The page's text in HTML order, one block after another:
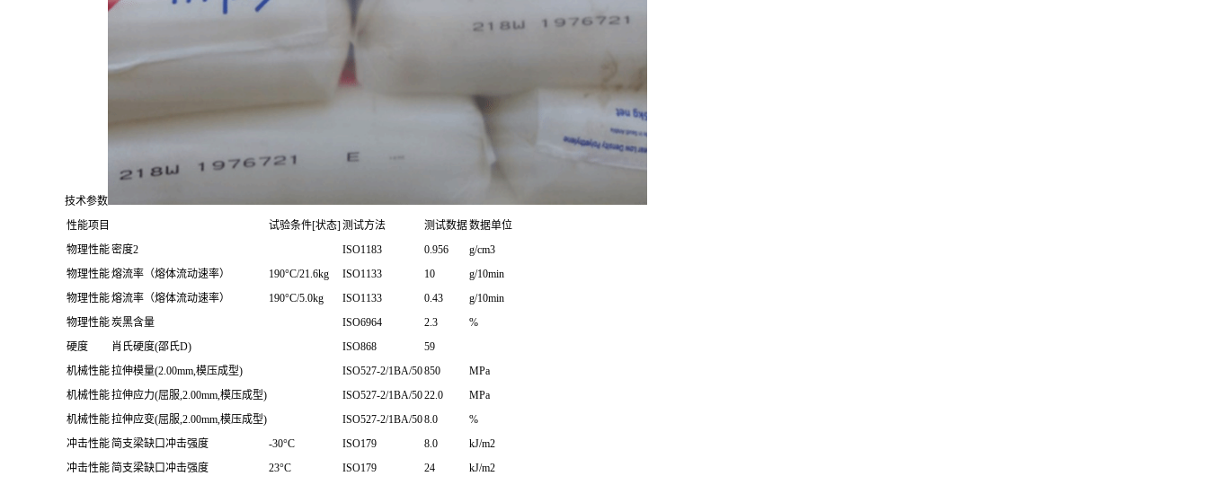
技术参数
性能项目
试验条件[状态] 测试方法 测试数据数据单位
物理性能密度2 ISO1183 0.956
g/cm3
物理性能熔流率（熔体流动速率） 190°C/21.6kg ISO1133 10
g/10min
物理性能熔流率（熔体流动速率） 190°C/5.0kg ISO1133 0.43
g/10min
物理性能炭黑含量 ISO6964 2.3
%
硬度
肖氏硬度(邵氏D) ISO868
59
机械性能拉伸模量(2.00mm,模压成型) ISO527-2/1BA/50850
MPa
机械性能拉伸应力(屈服,2.00mm,模压成型) ISO527-2/1BA/5022.0
MPa
机械性能拉伸应变(屈服,2.00mm,模压成型) ISO527-2/1BA/508.0
%
冲击性能简支梁缺口冲击强度 -30°C ISO179 8.0
kJ/m2
冲击性能简支梁缺口冲击强度 23°C ISO179 24
kJ/m2